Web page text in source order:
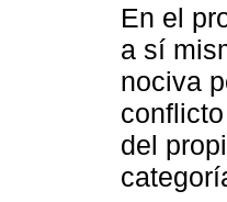
En el
a sí
nociva
del